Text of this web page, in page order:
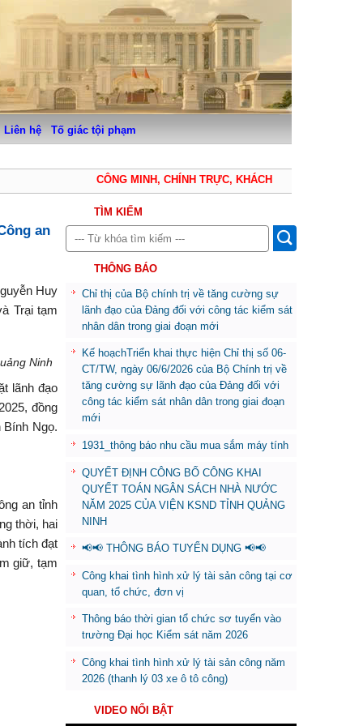
Liên hệ Tố giác tội phạm
CÔNG MINH, CHÍNH TRỰC, KHÁCH QUAN, THẬN
an
Huy
Trại tạm
Ninh
lãnh đạo
đồng
Ngọ.
an tỉnh
thời, hai
tích đạt
giữ, tạm
TÌM KIẾM
THÔNG BÁO
Chỉ thị của Bộ chính trị về tăng cường sự
lãnh đạo của Đảng đối với công tác kiểm sát
nhân dân trong giai đoạn mới
Kế hoạchTriển khai thực hiện Chỉ thị số 06-
CT/TW, ngày 06/6/2026 của Bộ Chính trị về
tăng cường sự lãnh đạo của Đảng đối với
công tác kiểm sát nhân dân trong giai đoạn
mới
1931_thông báo nhu cầu mua sắm máy tính
QUYẾT ĐỊNH CÔNG BỐ CÔNG KHAI
QUYẾT TOÁN NGÂN SÁCH NHÀ NƯỚC
NĂM 2025 CỦA VIỆN KSND TỈNH QUẢNG
NINH
📢📢 THÔNG BÁO TUYỂN DỤNG 📢📢
Công khai tình hình xử lý tài sản công tại cơ
quan, tổ chức, đơn vị
Thông báo thời gian tổ chức sơ tuyển vào
trường Đại học Kiểm sát năm 2026
Công khai tình hình xử lý tài sản công năm
2026 (thanh lý 03 xe ô tô công)
VIDEO NỔI BẬT